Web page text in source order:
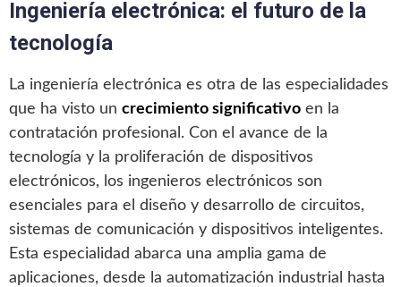
Ingeniería electrónica: el futuro de la
tecnología
La ingeniería electrónica es otra de las especialidades
que ha visto un crecimiento significativo en la
contratación profesional. Con el avance de la
tecnología y la proliferación de dispositivos
electrónicos, los ingenieros electrónicos son
esenciales para el diseño y desarrollo de circuitos,
sistemas de comunicación y dispositivos inteligentes.
Esta especialidad abarca una amplia gama de
aplicaciones, desde la automatización industrial hasta